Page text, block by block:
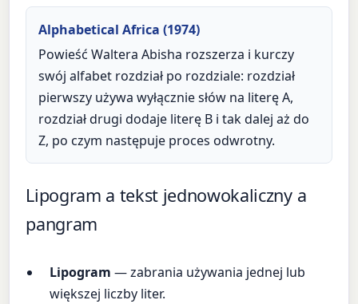
Alphabetical Africa (1974)
Powieść Waltera Abisha rozszerza i kurczy
swój alfabet rozdział po rozdziale: rozdział
pierwszy używa wyłącznie słów na literę A,
rozdział drugi dodaje literę B i tak dalej aż do
Z, po czym następuje proces odwrotny.
Lipogram a tekst jednowokaliczny a
pangram
Lipogram — zabrania używania jednej lub
większej liczby liter.